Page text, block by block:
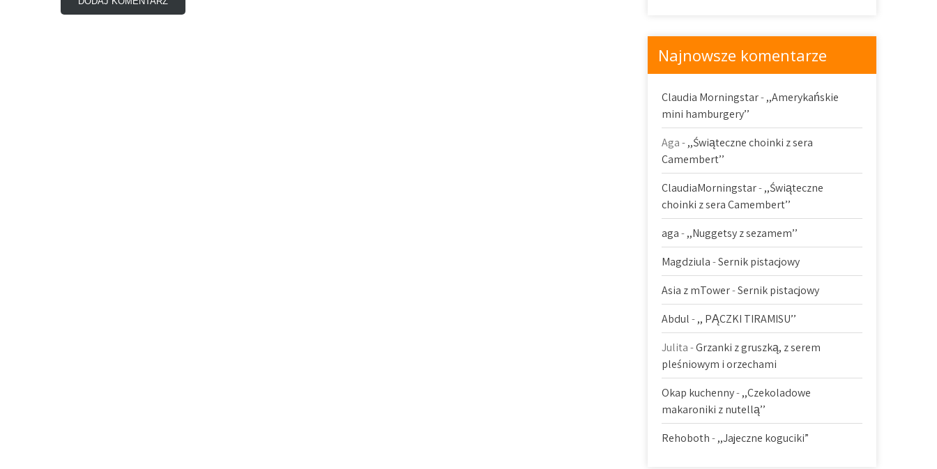
Najnowsze komentarze
Claudia Morningstar-,,Amerykańskie
mini hamburgery’’
Aga-,,Świąteczne choinki z sera
Camembert’’
ClaudiaMorningstar-,,Świąteczne
choinki z sera Camembert’’
aga-,,Nuggetsy z sezamem’’
Magdziula-Sernik pistacjowy
Asia z mTower-Sernik pistacjowy
Abdul-,, PĄCZKI TIRAMISU’’
Julita-Grzanki z gruszką, z serem
pleśniowym i orzechami
Okap kuchenny-,,Czekoladowe
makaroniki z nutellą’’
Rehoboth-,,Jajeczne koguciki”